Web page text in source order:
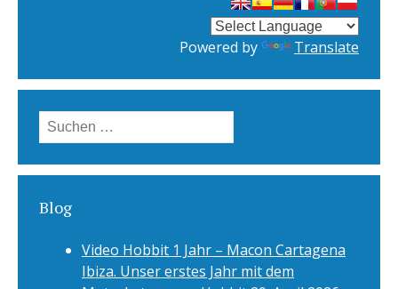
Powered by Translate
Suchen
nach:
Blog
Video Hobbit 1 Jahr – Macon Cartagena
Ibiza. Unser erstes Jahr mit dem